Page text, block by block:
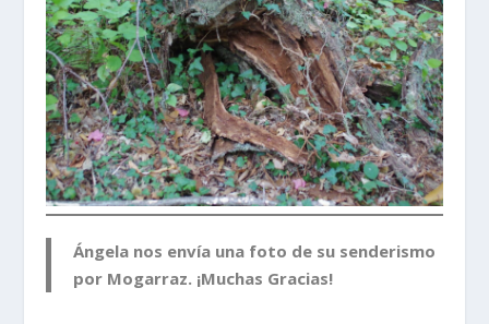
Ángela nos envía una foto de su senderismo
por Mogarraz. ¡Muchas Gracias!